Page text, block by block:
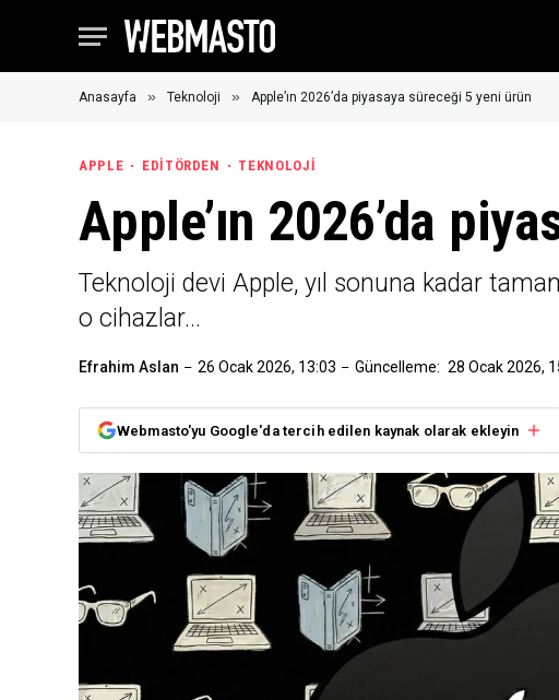
Anasayfa » Teknoloji » Apple’ın 2026’da piyasaya süreceği 5 yeni ürün
APPLE EDITÖRDEN TEKNOLOJI
Apple’ın 2026’da
Teknoloji devi Apple, yıl sonuna kadar
o cihazlar...
Efrahim Aslan 26 Ocak 2026, 13:03 Güncelleme: 28 Ocak 2026,
Webmasto'yu Google'da tercih edilen kaynak olarak ekleyin